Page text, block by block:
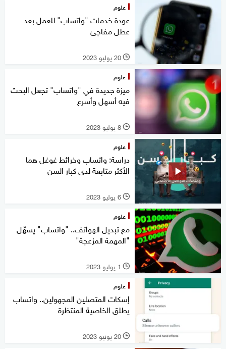
علوم
عودة خدمات "واتساب" للعمل بعد
عطل مفاجئ
l 20 يوليو 2023
علوم
ميزة جديدة في "واتساب" تجعل البحث
فيه أسهل وأسرع
l 8 يوليو 2023
علوم
دراسة: واتساب وخرائط غوغل هما
الأكثر متابعة لدى كبار السن
l 6 يوليو 2023
علوم
مع تبديل الهواتف.. "واتساب" يسهّل
"المهمة المزعجة"
l 1 يوليو 2023
علوم
إسكات المتصلين المجهولين.. واتساب
يطلق الخاصية المنتظرة
l 20 يونيو 2023